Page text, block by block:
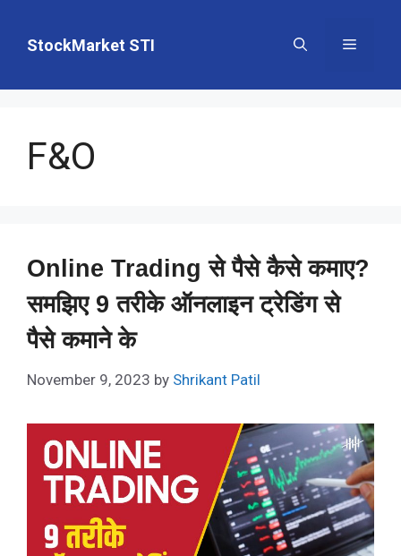
content
StockMarket STI Menu
F&O
Online Trading से पैसे कैसे कमाए?
समझिए 9 तरीके ऑनलाइन ट्रेडिंग से
पैसे कमाने के
November 9, 2023 by Shrikant Patil